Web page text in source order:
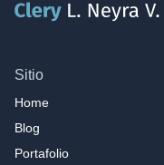
Sitio
Home
Blog
Portafolio